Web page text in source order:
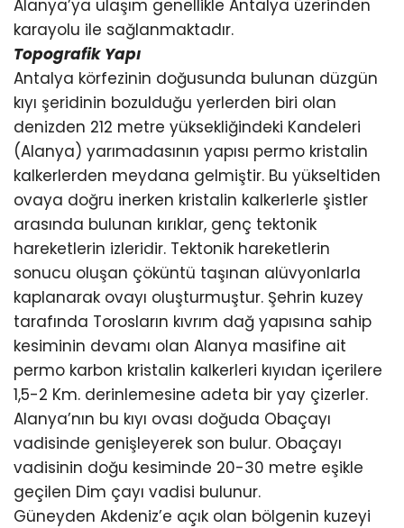
Alanya’ya ulaşım genellikle Antalya üzerinden
karayolu ile sağlanmaktadır.
Topografik Yapı
Antalya körfezinin doğusunda bulunan düzgün
kıyı şeridinin bozulduğu yerlerden biri olan
denizden 212 metre yüksekliğindeki Kandeleri
(Alanya) yarımadasının yapısı permo kristalin
kalkerlerden meydana gelmiştir. Bu yükseltiden
ovaya doğru inerken kristalin kalkerlerle şistler
arasında bulunan kırıklar, genç tektonik
hareketlerin izleridir. Tektonik hareketlerin
sonucu oluşan çöküntü taşınan alüvyonlarla
kaplanarak ovayı oluşturmuştur. Şehrin kuzey
tarafında Torosların kıvrım dağ yapısına sahip
kesiminin devamı olan Alanya masifine ait
permo karbon kristalin kalkerleri kıyıdan içerilere
1,5-2 Km. derinlemesine adeta bir yay çizerler.
Alanya’nın bu kıyı ovası doğuda Obaçayı
vadisinde genişleyerek son bulur. Obaçayı
vadisinin doğu kesiminde 20-30 metre eşikle
geçilen Dim çayı vadisi bulunur.
Güneyden Akdeniz’e açık olan bölgenin kuzeyi